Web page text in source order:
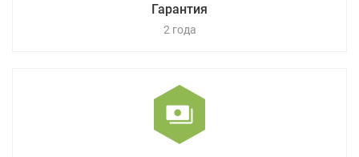
Гарантия
2 года